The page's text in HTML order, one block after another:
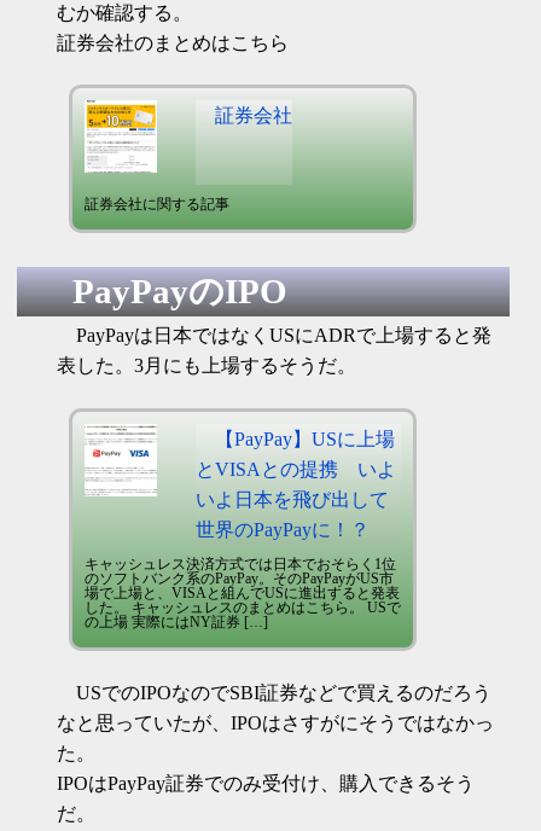
むか確認する。
証券会社のまとめはこちら
証券会社
証券会社に関する記事
PayPayのIPO
PayPayは日本ではなくUSにADRで上場すると発
表した。3月にも上場するそうだ。
【PayPay】USに上場
とVISAとの提携 いよ
いよ日本を飛び出して
世界のPayPayに！？
キャッシュレス決済方式では日本でおそらく1位
のソフトバンク系のPayPay。そのPayPayがUS市
場で上場と、VISAと組んでUSに進出すると発表
した。 キャッシュレスのまとめはこちら。 USで
の上場 実際にはNY証券 […]
USでのIPOなのでSBI証券などで買えるのだろう
なと思っていたが、IPOはさすがにそうではなかっ
た。
IPOはPayPay証券でのみ受付け、購入できるそう
だ。